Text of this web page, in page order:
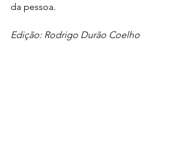
da pessoa.
Edição: Rodrigo Durão Coelho